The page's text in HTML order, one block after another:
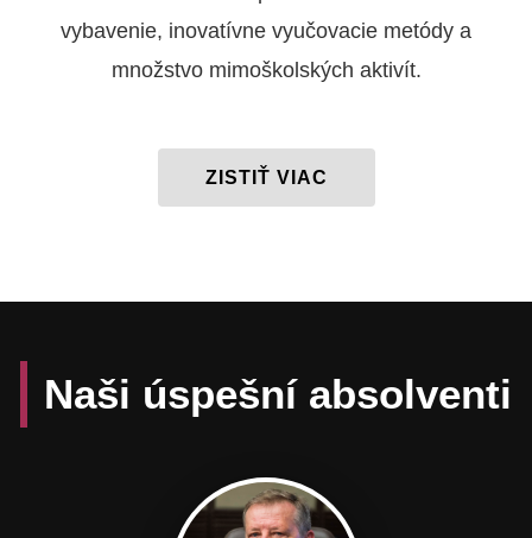
vybavenie, inovatívne vyučovacie metódy a
množstvo mimoškolských aktivít.
ZISTIŤ VIAC
Naši úspešní absolventi